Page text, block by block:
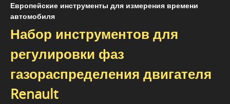
Европейские инструменты для измерения времени
автомобиля
Набор инструментов для
регулировки фаз
газораспределения двигателя
Renault